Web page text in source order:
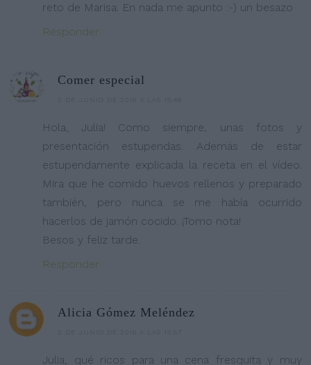
reto de Marisa. En nada me apunto :-) un besazo
Responder
Comer especial
Hola, Julia! Como siempre, unas fotos y
presentación estupendas. Además de estar
estupendamente explicada la receta en el vídeo.
Mira que he comido huevos rellenos y preparado
también, pero nunca se me había ocurrido
hacerlos de jamón cocido. ¡Tomo nota!
Besos y feliz tarde.
Responder
Alicia Gómez Meléndez
Julia, qué ricos para una cena fresquita y muy